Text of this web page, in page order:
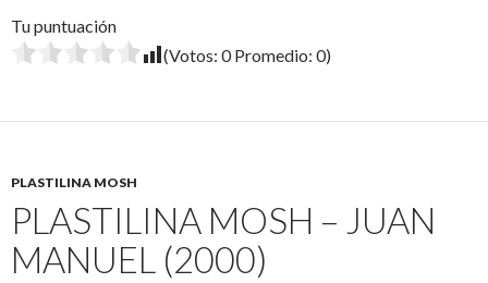
Tu puntuación
(Votos: 0Promedio: 0)
PLASTILINA MOSH
PLASTILINA MOSH – JUAN
MANUEL (2000)